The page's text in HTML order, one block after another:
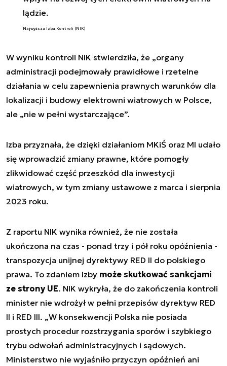
lądzie.
Najwyższa Izba Kontroli (NIK)
W wyniku kontroli NIK stwierdziła, że „organy
administracji podejmowały prawidłowe i rzetelne
działania w celu zapewnienia prawnych warunków dla
lokalizacji i budowy elektrowni wiatrowych w Polsce,
ale „nie w pełni wystarczające”.
Izba przyznała, że dzięki działaniom MKiŚ oraz MI udało
się wprowadzić zmiany prawne, które pomogły
zlikwidować część przeszkód dla inwestycji
wiatrowych, w tym zmiany ustawowe z marca i sierpnia
2023 roku.
Z raportu NIK wynika również, że nie została
ukończona na czas - ponad trzy i pół roku opóźnienia -
transpozycja unijnej dyrektywy RED II do polskiego
prawa. To zdaniem Izby może skutkować sankcjami
ze strony UE. NIK wykryła, że do zakończenia kontroli
minister nie wdrożył w pełni przepisów dyrektyw RED
II i RED III. „W konsekwencji Polska nie posiada
prostych procedur rozstrzygania sporów i szybkiego
trybu odwołań administracyjnych i sądowych.
Ministerstwo nie wyjaśniło przyczyn opóźnień ani